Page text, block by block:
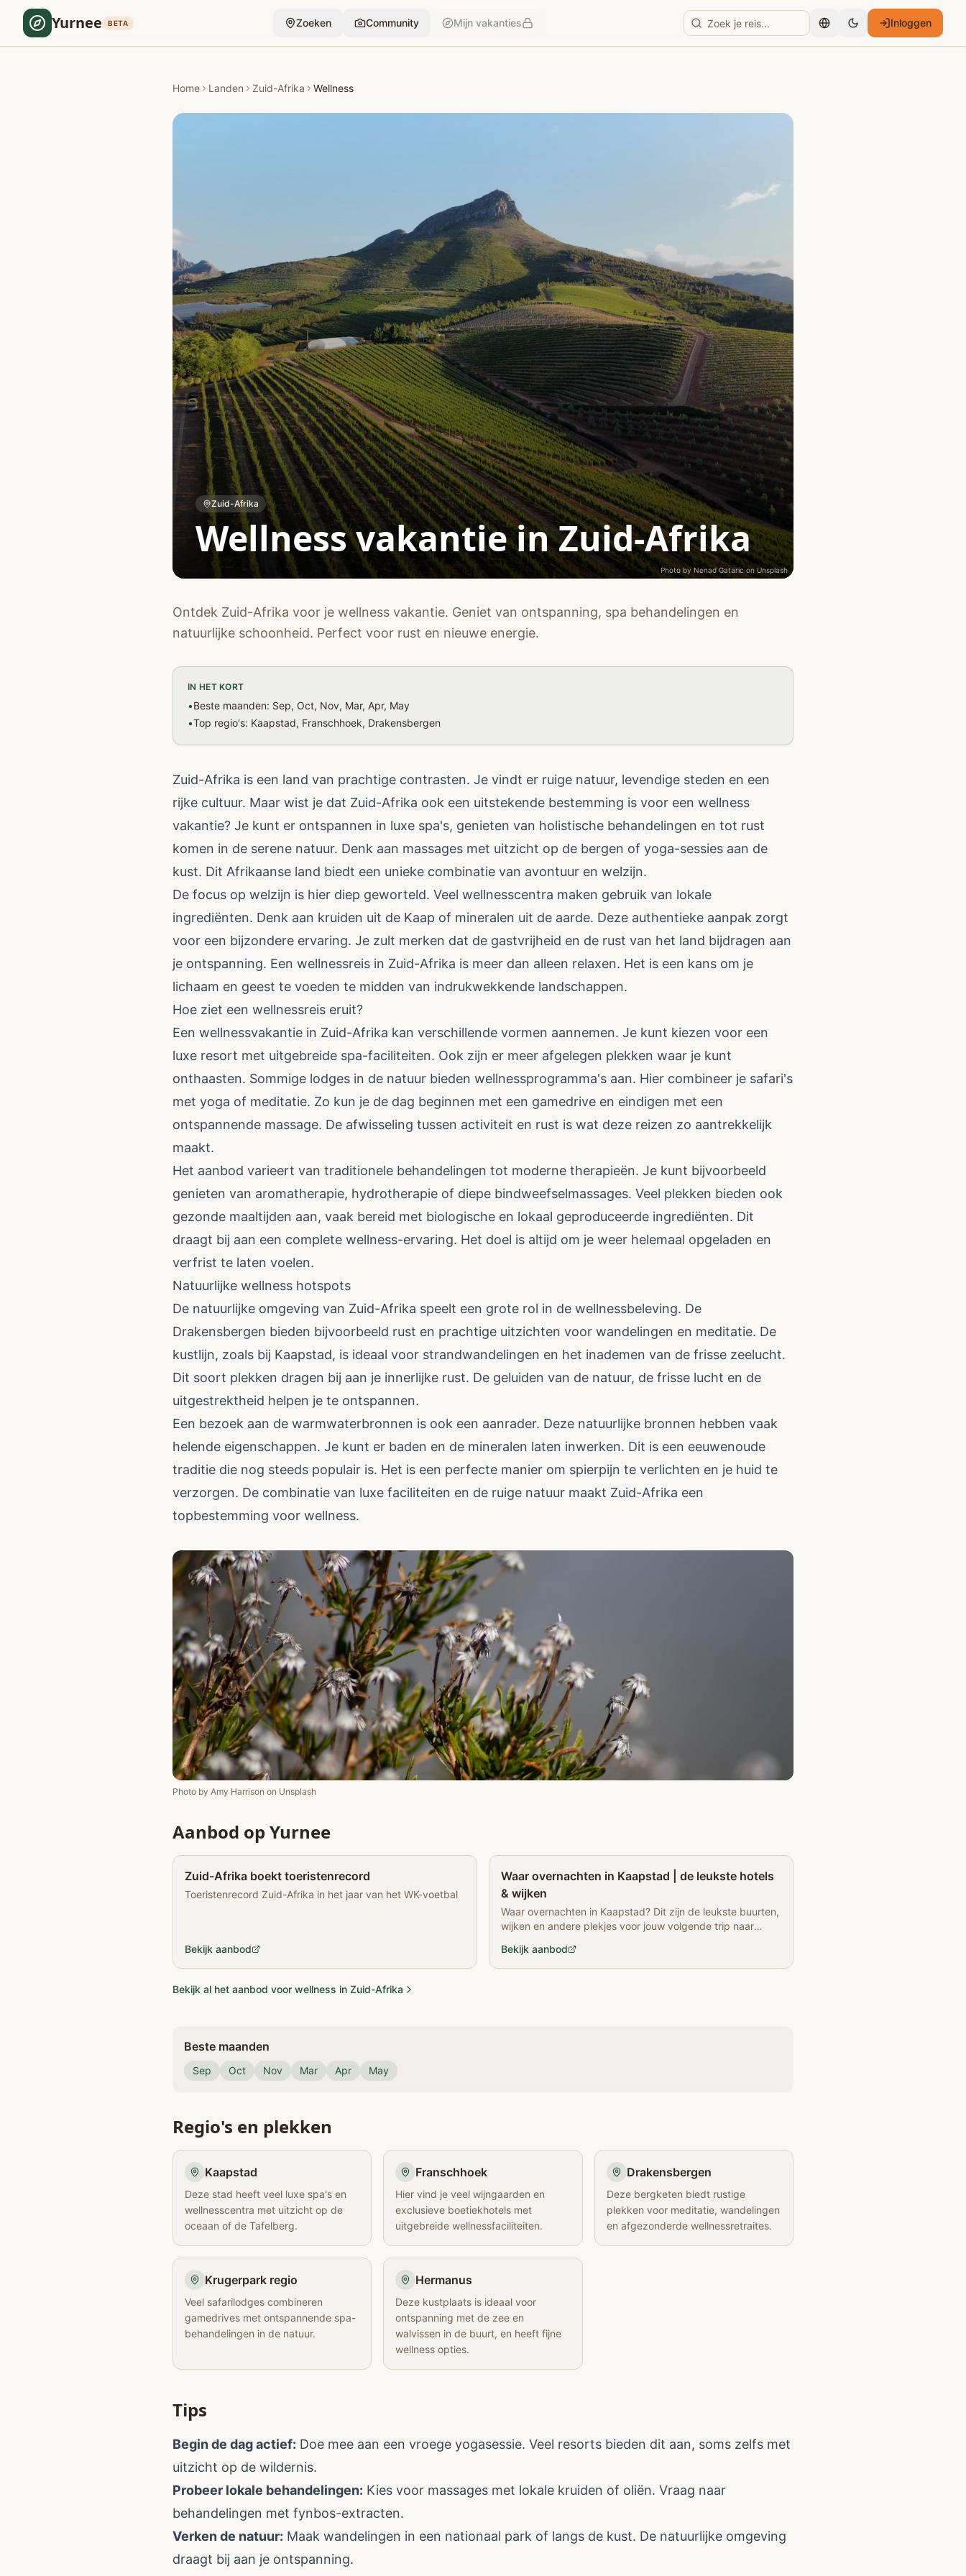
Yurnee BETA Zoeken Community Mijn vakanties Nederlands Inloggen
Home Landen Zuid-Afrika Wellness
Zuid-Afrika
Wellness vakantie in Zuid-Afrika
Photo by Nenad Gataricon Unsplash
Ontdek Zuid-Afrika voor je wellness vakantie. Geniet van ontspanning, spa behandelingen en
natuurlijke schoonheid. Perfect voor rust en nieuwe energie.
IN HET KORT
•Beste maanden: Sep, Oct, Nov, Mar, Apr, May
•Top regio's: Kaapstad, Franschhoek, Drakensbergen
Zuid-Afrika is een land van prachtige contrasten. Je vindt er ruige natuur, levendige steden en een
rijke cultuur. Maar wist je dat Zuid-Afrika ook een uitstekende bestemming is voor een wellness
vakantie? Je kunt er ontspannen in luxe spa's, genieten van holistische behandelingen en tot rust
komen in de serene natuur. Denk aan massages met uitzicht op de bergen of yoga-sessies aan de
kust. Dit Afrikaanse land biedt een unieke combinatie van avontuur en welzijn.
De focus op welzijn is hier diep geworteld. Veel wellnesscentra maken gebruik van lokale
ingrediënten. Denk aan kruiden uit de Kaap of mineralen uit de aarde. Deze authentieke aanpak zorgt
voor een bijzondere ervaring. Je zult merken dat de gastvrijheid en de rust van het land bijdragen aan
je ontspanning. Een wellnessreis in Zuid-Afrika is meer dan alleen relaxen. Het is een kans om je
lichaam en geest te voeden te midden van indrukwekkende landschappen.
Hoe ziet een wellnessreis eruit?
Een wellnessvakantie in Zuid-Afrika kan verschillende vormen aannemen. Je kunt kiezen voor een
luxe resort met uitgebreide spa-faciliteiten. Ook zijn er meer afgelegen plekken waar je kunt
onthaasten. Sommige lodges in de natuur bieden wellnessprogramma's aan. Hier combineer je safari's
met yoga of meditatie. Zo kun je de dag beginnen met een gamedrive en eindigen met een
ontspannende massage. De afwisseling tussen activiteit en rust is wat deze reizen zo aantrekkelijk
maakt.
Het aanbod varieert van traditionele behandelingen tot moderne therapieën. Je kunt bijvoorbeeld
genieten van aromatherapie, hydrotherapie of diepe bindweefselmassages. Veel plekken bieden ook
gezonde maaltijden aan, vaak bereid met biologische en lokaal geproduceerde ingrediënten. Dit
draagt bij aan een complete wellness-ervaring. Het doel is altijd om je weer helemaal opgeladen en
verfrist te laten voelen.
Natuurlijke wellness hotspots
De natuurlijke omgeving van Zuid-Afrika speelt een grote rol in de wellnessbeleving. De
Drakensbergen bieden bijvoorbeeld rust en prachtige uitzichten voor wandelingen en meditatie. De
kustlijn, zoals bij Kaapstad, is ideaal voor strandwandelingen en het inademen van de frisse zeelucht.
Dit soort plekken dragen bij aan je innerlijke rust. De geluiden van de natuur, de frisse lucht en de
uitgestrektheid helpen je te ontspannen.
Een bezoek aan de warmwaterbronnen is ook een aanrader. Deze natuurlijke bronnen hebben vaak
helende eigenschappen. Je kunt er baden en de mineralen laten inwerken. Dit is een eeuwenoude
traditie die nog steeds populair is. Het is een perfecte manier om spierpijn te verlichten en je huid te
verzorgen. De combinatie van luxe faciliteiten en de ruige natuur maakt Zuid-Afrika een
topbestemming voor wellness.
Photo by Amy Harrison on Unsplash
Aanbod op Yurnee
Zuid-Afrika boekt toeristenrecord
Toeristenrecord Zuid-Afrika in het jaar van het WK-voetbal
Bekijk aanbod
Waar overnachten in Kaapstad | de leukste hotels
& wijken
Waar overnachten in Kaapstad? Dit zijn de leukste buurten,
wijken en andere plekjes voor jouw volgende trip naar
Bekijk aanbod
Bekijk al het aanbod voor wellness in Zuid-Afrika
Beste maanden
Sep Oct Nov Mar Apr May
Regio's en plekken
Kaapstad
Deze stad heeft veel luxe spa's en
wellnesscentra met uitzicht op de
oceaan of de Tafelberg.
Franschhoek
Hier vind je veel wijngaarden en
exclusieve boetiekhotels met
uitgebreide wellnessfaciliteiten.
Drakensbergen
Deze bergketen biedt rustige
plekken voor meditatie, wandelingen
en afgezonderde wellnessretraites.
Krugerpark regio
Veel safarilodges combineren
gamedrives met ontspannende spa-
behandelingen in de natuur.
Hermanus
Deze kustplaats is ideaal voor
ontspanning met de zee en
walvissen in de buurt, en heeft fijne
wellness opties.
Tips
Begin de dag actief: Doe mee aan een vroege yogasessie. Veel resorts bieden dit aan, soms zelfs met
uitzicht op de wildernis.
Probeer lokale behandelingen: Kies voor massages met lokale kruiden of oliën. Vraag naar
behandelingen met fynbos-extracten.
Verken de natuur: Maak wandelingen in een nationaal park of langs de kust. De natuurlijke omgeving
draagt bij aan je ontspanning.